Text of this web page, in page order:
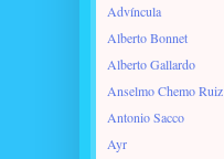
Advíncula
Alberto Bonnet
Alberto Gallardo
Anselmo Chemo Ruiz
Antonio Sacco
Ayr